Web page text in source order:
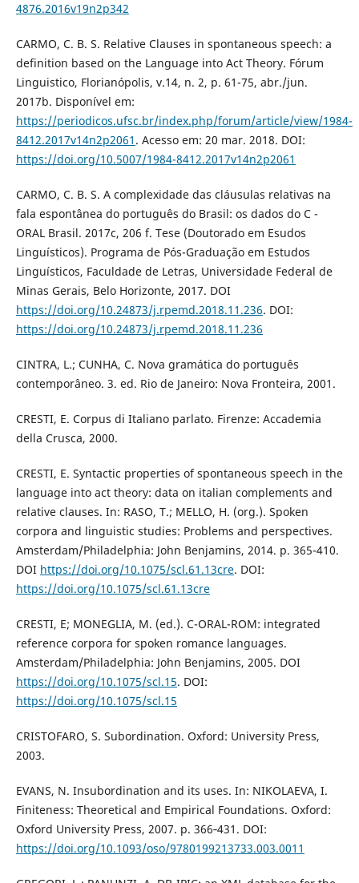
4876.2016v19n2p342
CARMO, C. B. S. Relative Clauses in spontaneous speech: a
definition based on the Language into Act Theory. Fórum
Linguistico, Florianópolis, v.14, n. 2, p. 61-75, abr./jun.
2017b. Disponível em:
https://periodicos.ufsc.br/index.php/forum/article/view/1984-
8412.2017v14n2p2061 . Acesso em: 20 mar. 2018. DOI:
https://doi.org/10.5007/1984-8412.2017v14n2p2061
CARMO, C. B. S. A complexidade das cláusulas relativas na
fala espontânea do português do Brasil: os dados do C -
ORAL Brasil. 2017c, 206 f. Tese (Doutorado em Esudos
Linguísticos). Programa de Pós-Graduação em Estudos
Linguísticos, Faculdade de Letras, Universidade Federal de
Minas Gerais, Belo Horizonte, 2017. DOI
https://doi.org/10.24873/j.rpemd.2018.11.236. DOI:
https://doi.org/10.24873/j.rpemd.2018.11.236
CINTRA, L.; CUNHA, C. Nova gramática do português
contemporâneo. 3. ed. Rio de Janeiro: Nova Fronteira, 2001.
CRESTI, E. Corpus di Italiano parlato. Firenze: Accademia
della Crusca, 2000.
CRESTI, E. Syntactic properties of spontaneous speech in the
language into act theory: data on italian complements and
relative clauses. In: RASO, T.; MELLO, H. (org.). Spoken
corpora and linguistic studies: Problems and perspectives.
Amsterdam/Philadelphia: John Benjamins, 2014. p. 365-410.
DOI https://doi.org/10.1075/scl.61.13cre. DOI:
https://doi.org/10.1075/scl.61.13cre
CRESTI, E; MONEGLIA, M. (ed.). C-ORAL-ROM: integrated
reference corpora for spoken romance languages.
Amsterdam/Philadelphia: John Benjamins, 2005. DOI
https://doi.org/10.1075/scl.15. DOI:
https://doi.org/10.1075/scl.15
CRISTOFARO, S. Subordination. Oxford: University Press,
2003.
EVANS, N. Insubordination and its uses. In: NIKOLAEVA, I.
Finiteness: Theoretical and Empirical Foundations. Oxford:
Oxford University Press, 2007. p. 366‐431. DOI:
https://doi.org/10.1093/oso/9780199213733.003.0011